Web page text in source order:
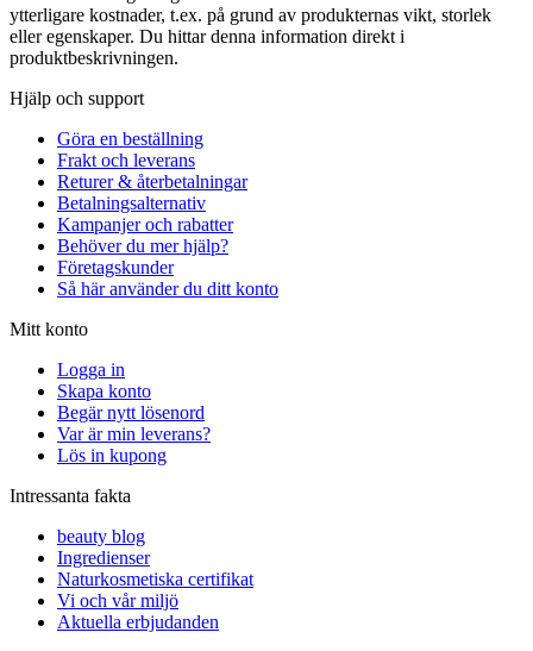
ytterligare kostnader, t.ex. på grund av produkternas vikt, storlek
eller egenskaper. Du hittar denna information direkt i
produktbeskrivningen.
Hjälp och support
Göra en beställning
Frakt och leverans
Returer & återbetalningar
Betalningsalternativ
Kampanjer och rabatter
Behöver du mer hjälp?
Företagskunder
Så här använder du ditt konto
Mitt konto
Logga in
Skapa konto
Begär nytt lösenord
Var är min leverans?
Lös in kupong
Intressanta fakta
beauty blog
Ingredienser
Naturkosmetiska certifikat
Vi och vår miljö
Aktuella erbjudanden